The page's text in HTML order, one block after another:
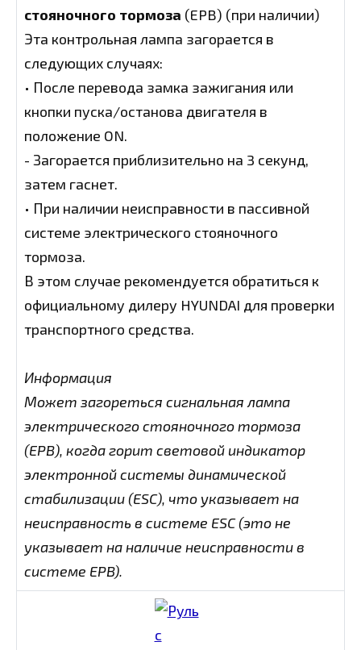
стояночного тормоза (EPB) (при наличии)
Эта контрольная лампа загорается в
следующих случаях:
• После перевода замка зажигания или
кнопки пуска/останова двигателя в
положение ON.
- Загорается приблизительно на 3 секунд,
затем гаснет.
• При наличии неисправности в пассивной
системе электрического стояночного
тормоза.
В этом случае рекомендуется обратиться к
официальному дилеру HYUNDAI для проверки
транспортного средства.
Информация
Может загореться сигнальная лампа
электрического стояночного тормоза
(EPB), когда горит световой индикатор
электронной системы динамической
стабилизации (ESC), что указывает на
неисправность в системе ESC (это не
указывает на наличие неисправности в
системе EPB).